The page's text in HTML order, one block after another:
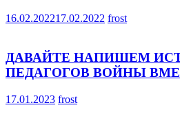
16.02.202217.02.2022 frost
ДАВАЙТЕ НАПИШЕМ
ПЕДАГОГОВ ВОЙНЫ
17.01.2023 frost